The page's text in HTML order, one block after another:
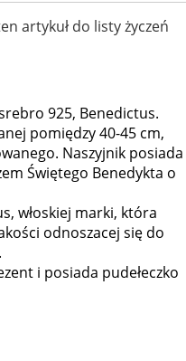
artykuł do listy życzeń
925, Benedictus.
pomiędzy 40-45 cm,
Naszyjnik posiada
Świętego Benedykta o
włoskiej marki, która
odnoszacej się do
i posiada pudełeczko